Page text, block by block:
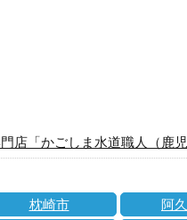
店「かごしま水道職人（鹿児
枕崎市
阿